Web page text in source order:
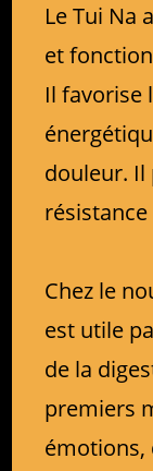
Le Tui Na
et
Il favorise
douleur.
Chez le
est utile
de la
premiers
émotions,